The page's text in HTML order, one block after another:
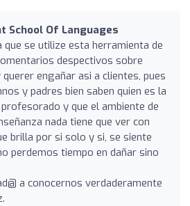
School Of Languages
que se utilize esta herramienta de
despectivos sobre
engañar asi a clientes, pues
y padres bien saben quien es la
y que el ambiente de
nada tiene que ver con
brilla por si solo y si, se siente
perdemos tiempo en dañar sino
a conocernos verdaderamente